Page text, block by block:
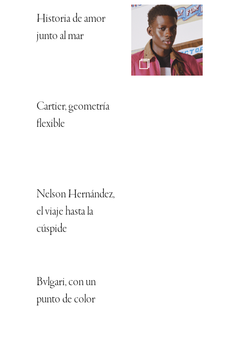
Historia de amor
junto al mar
Cartier, geometría
flexible
Nelson Hernández,
el viaje hasta la
cúspide
Bvlgari, con un
punto de color